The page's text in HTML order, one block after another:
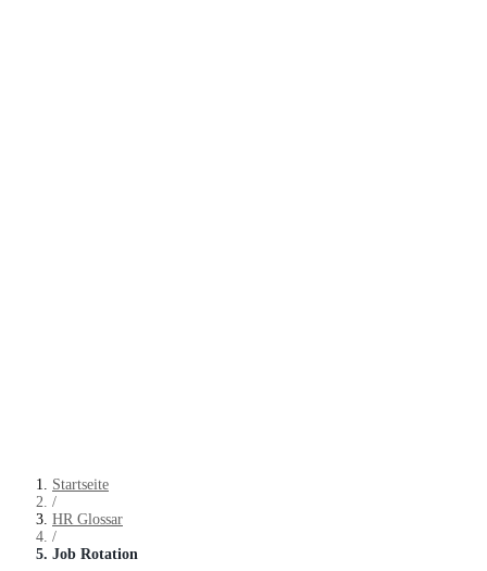
Startseite
/
HR Glossar
/
Job Rotation